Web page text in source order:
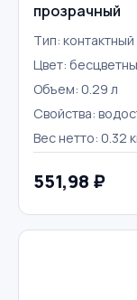
прозрачный
Тип: контактный
Цвет:
Объем: 0.29 л
Свойства:
Вес нетто: 0.32
551,98 ₽